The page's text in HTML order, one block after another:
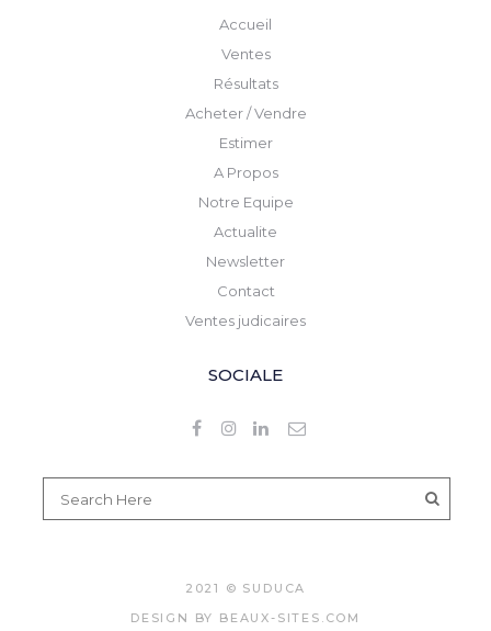
Accueil
Ventes
Résultats
Acheter / Vendre
Estimer
A Propos
Notre Equipe
Actualite
Newsletter
Contact
Ventes judicaires
SOCIALE
2021 © SUDUCA
DESIGN BY BEAUX-SITES.COM